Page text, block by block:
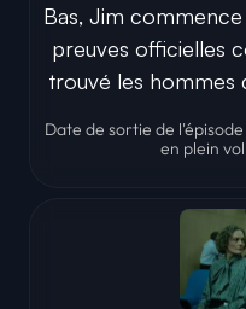
Bas, Jim
preuves officielles
trouvé les hommes
Date de sortie de
en plein